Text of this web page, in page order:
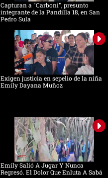
Capturan a "Carboni", presunto
integrante de la Pandilla 18, en San
Pedro Sula
Exigen justicia en sepelio de la niña
Emily Dayana Muñoz
Emily Salió A Jugar Y Nunca
Regresó. El Dolor Que Enluta A Sabá